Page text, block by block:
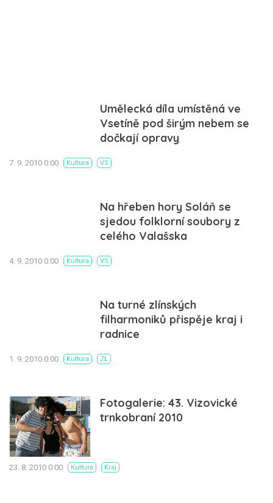
Umělecká díla umístěná ve
Vsetíně pod širým nebem se
dočkají opravy
7. 9. 2010 0:00 Kultura VS
Na hřeben hory Soláň se
sjedou folklorní soubory z
celého Valašska
4. 9. 2010 0:00 Kultura VS
Na turné zlínských
filharmoniků přispěje kraj i
radnice
1. 9. 2010 0:00 Kultura ZL
Fotogalerie: 43. Vizovické
trnkobraní 2010
23. 8. 2010 0:00 Kultura Kraj